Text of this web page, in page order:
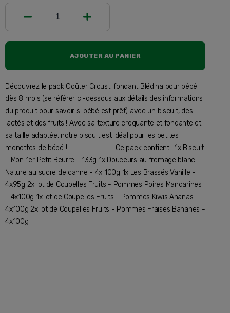
1
AJOUTER AU PANIER
Découvrez le pack Goûter Crousti fondant Blédina pour bébé
dès 8 mois (se référer ci-dessous aux détails des informations
du produit pour savoir si bébé est prêt) avec un biscuit, des
lactés et des fruits ! Avec sa texture croquante et fondante et
sa taille adaptée, notre biscuit est idéal pour les petites
menottes de bébé ! ⠀⠀⠀⠀⠀⠀⠀⠀⠀ Ce pack contient : 1x Biscuit
- Mon 1er Petit Beurre - 133g 1x Douceurs au fromage blanc
Nature au sucre de canne - 4x 100g 1x Les Brassés Vanille -
4x95g 2x lot de Coupelles Fruits - Pommes Poires Mandarines
- 4x100g 1x lot de Coupelles Fruits - Pommes Kiwis Ananas -
4x100g 2x lot de Coupelles Fruits - Pommes Fraises Bananes -
4x100g